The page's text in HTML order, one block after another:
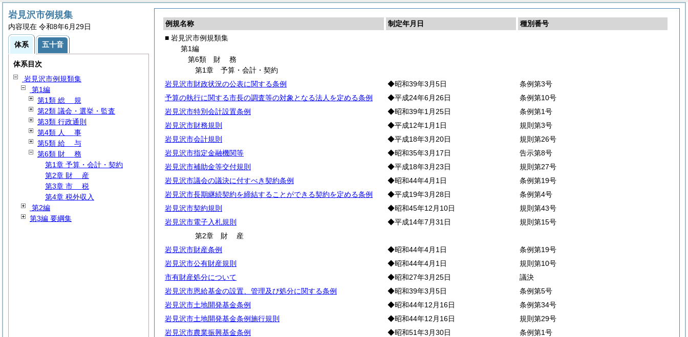
例規名称 制定年月日
種別番号
■ 岩見沢市例規類集
第1編
第6類 財務
第1章 予算・会計・契約
岩見沢市財政状況の公表に関する条例
◆昭和39年3月5日
条例第3号
予算の執行に関する市長の調査等の対象となる法人を定める条例
◆平成24年6月26日
条例第10号
岩見沢市特別会計設置条例
◆昭和39年1月25日
条例第1号
岩見沢市財務規則
◆平成12年1月1日
規則第3号
岩見沢市会計規則
◆平成18年3月20日
規則第26号
岩見沢市指定金融機関等
◆昭和35年3月17日
告示第8号
岩見沢市補助金等交付規則
◆平成18年3月23日
規則第27号
岩見沢市議会の議決に付すべき契約条例
◆昭和44年4月1日
条例第19号
岩見沢市長期継続契約を締結することができる契約を定める条例
◆平成19年3月28日
条例第4号
岩見沢市契約規則
◆昭和45年12月10日
規則第43号
岩見沢市電子入札規則
◆平成14年7月31日
規則第15号
第2章 財 産
岩見沢市財産条例
◆昭和44年4月1日
条例第19号
岩見沢市公有財産規則
◆昭和44年4月1日
規則第10号
市有財産処分について
◆昭和27年3月25日
議決
岩見沢市恩給基金の設置、管理及び処分に関する条例
◆昭和39年3月5日
条例第5号
岩見沢市土地開発基金条例
◆昭和44年12月16日
条例第34号
岩見沢市土地開発基金条例施行規則
◆昭和44年12月16日
規則第29号
岩見沢市農業振興基金条例
◆昭和51年3月30日
条例第1号
岩見沢市例規集
内容現在 令和8年6月29日
体系 五十音
体系目次
岩見沢市例規類集
第1編
第1類 総 規
第2類 議会・選挙・監査
第3類 行政通則
第4類 人 事
第5類 給 与
第6類 財 務
第1章 予算・会計・契約
第2章 財 産
第3章 市 税
第4章 税外収入
第2編
第3編 要綱集